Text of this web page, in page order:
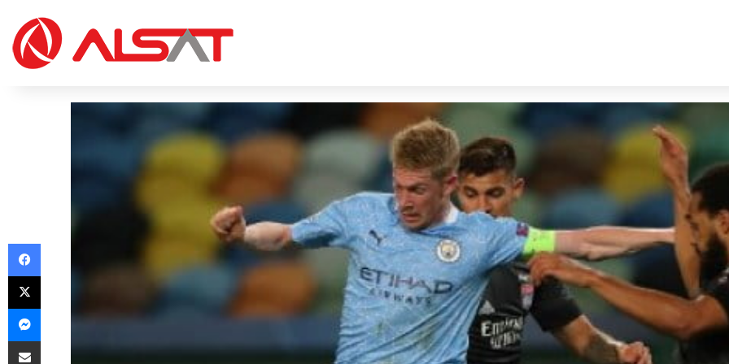
Facebook
X
Messenger
Share via Email